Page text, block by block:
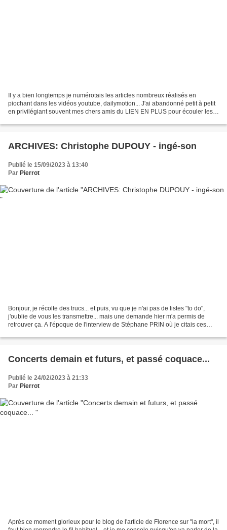
Il y a bien longtemps je numérotais les articles nombreux réalisés en
piochant dans les vidéos youtube, dailymotion... J'ai abandonné petit à petit
en privilégiant souvent mes chers amis du LIEN EN PLUS pour écouler les
ARCHIVES: Christophe DUPOUY - ingé-son
Publié le 15/09/2023 à 13:40
Par Pierrot
Bonjour, je récolte des trucs... et puis, vu que je n'ai pas de listes "to do",
j'oublie de vous les transmettre... mais une demande hier m'a permis de
retrouver ça. A l'époque de l'interview de Stéphane PRIN où je citais ces
Concerts demain et futurs, et passé coquace...
Publié le 24/02/2023 à 21:33
Par Pierrot
Après ce moment glorieux pour le blog de l'article de Florence sur "la mort", il